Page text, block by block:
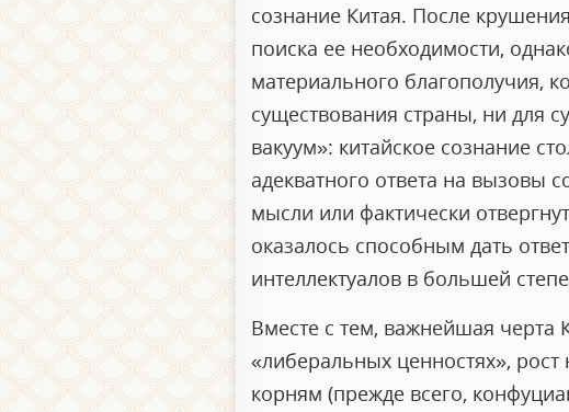
сознание Китая. После
поиска ее необходимости,
материального благополучия,
существования страны, ни для
вакуум»: китайское сознание
адекватного ответа на вызовы
мысли или фактически
оказалось способным дать
интеллектуалов в большей
Вместе с тем, важнейшая черта
«либеральных ценностях»,
корням (прежде всего,